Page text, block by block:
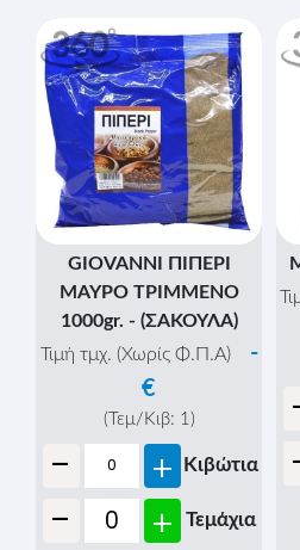
GIOVANNI ΠΙΠΕΡΙ
ΜΑΥΡΟ ΤΡΙΜΜΕΝΟ
1000gr. - (ΣΑΚΟΥΛΑ)
Τιμή τμχ. (Χωρίς Φ.Π.Α)
-
€
(Τεμ/Κιβ: 1 )
- + Κιβώτια
- + Τεμάχια